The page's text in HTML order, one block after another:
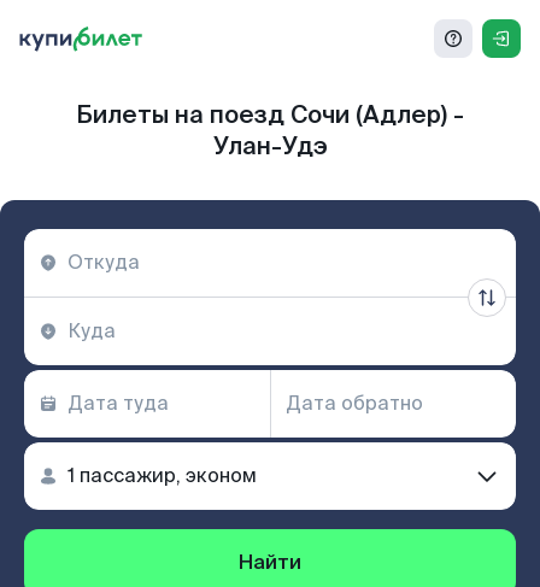
Билеты на поезд Сочи (Адлер) -
Улан-Удэ
Найти